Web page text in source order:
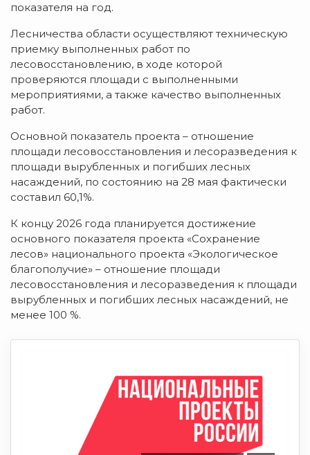
показателя на год.
Лесничества области осуществляют техническую
приемку выполненных работ по
лесовосстановлению, в ходе которой
проверяются площади с выполненными
мероприятиями, а также качество выполненных
работ.
Основной показатель проекта – отношение
площади лесовосстановления и лесоразведения к
площади вырубленных и погибших лесных
насаждений, по состоянию на 28 мая фактически
составил 60,1%.
К концу 2026 года планируется достижение
основного показателя проекта «Сохранение
лесов» национального проекта «Экологическое
благополучие» – отношение площади
лесовосстановления и лесоразведения к площади
вырубленных и погибших лесных насаждений, не
менее 100 %.